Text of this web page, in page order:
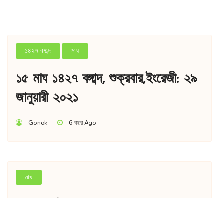
১৪২৭ বঙ্গাব্দ মাঘ
১৫ মাঘ ১৪২৭ বঙ্গাব্দ, শুক্রবার,ইংরেজী: ২৯
জানুয়ারী ২০২১
Gonok 6 বছর Ago
মাঘ